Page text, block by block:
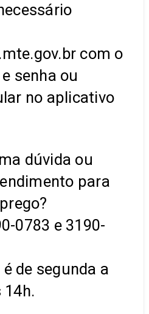
com o
senha ou
no aplicativo
dúvida ou
para
0783 e 3190-
de segunda a
14h.